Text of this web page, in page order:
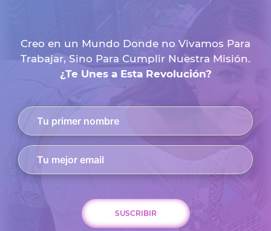
Creo en un Mundo Donde no Vivamos Para
Trabajar, Sino Para Cumplir Nuestra Misión.
¿Te Unes a Esta Revolución?
SUSCRIBIR